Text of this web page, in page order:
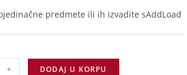
predmete ili ih izvadite sAddLoad
+ DODAJ U KORPU